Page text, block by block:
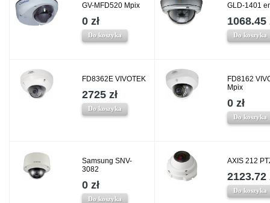
GV-MFD520 Mpix
0 zł
Do koszyka
GLD-1401
1068.45
Do koszyka
FD8362E VIVOTEK
2725 zł
Do koszyka
FD8162
Mpix
0 zł
Do koszyka
Samsung SNV-
3082
0 zł
Do koszyka
AXIS 212
2123.72
Do koszyka